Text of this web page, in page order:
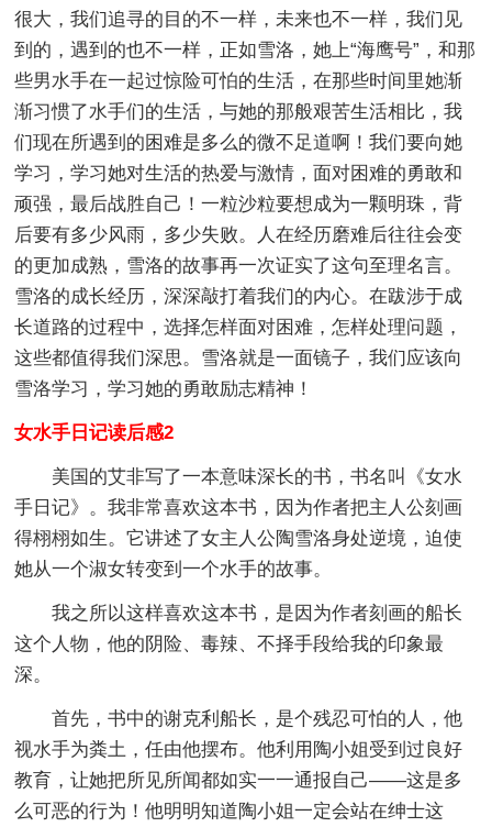
很大，我们追寻的目的不一样，未来也不一样，我们见
到的，遇到的也不一样，正如雪洛，她上“海鹰号”，和那
些男水手在一起过惊险可怕的生活，在那些时间里她渐
渐习惯了水手们的生活，与她的那般艰苦生活相比，我
们现在所遇到的困难是多么的微不足道啊！我们要向她
学习，学习她对生活的热爱与激情，面对困难的勇敢和
顽强，最后战胜自己！一粒沙粒要想成为一颗明珠，背
后要有多少风雨，多少失败。人在经历磨难后往往会变
的更加成熟，雪洛的故事再一次证实了这句至理名言。
雪洛的成长经历，深深敲打着我们的内心。在跋涉于成
长道路的过程中，选择怎样面对困难，怎样处理问题，
这些都值得我们深思。雪洛就是一面镜子，我们应该向
雪洛学习，学习她的勇敢励志精神！
女水手日记读后感2
美国的艾非写了一本意味深长的书，书名叫《女水
手日记》。我非常喜欢这本书，因为作者把主人公刻画
得栩栩如生。它讲述了女主人公陶雪洛身处逆境，迫使
她从一个淑女转变到一个水手的故事。
我之所以这样喜欢这本书，是因为作者刻画的船长
这个人物，他的阴险、毒辣、不择手段给我的印象最
深。
首先，书中的谢克利船长，是个残忍可怕的人，他
视水手为粪土，任由他摆布。他利用陶小姐受到过良好
教育，让她把所见所闻都如实一一通报自己——这是多
么可恶的行为！他明明知道陶小姐一定会站在绅士这